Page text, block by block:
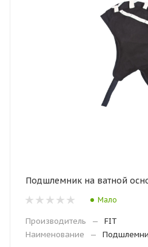
Подшлемник на ватной
Мало
Производитель —
FIT
Наименование
—